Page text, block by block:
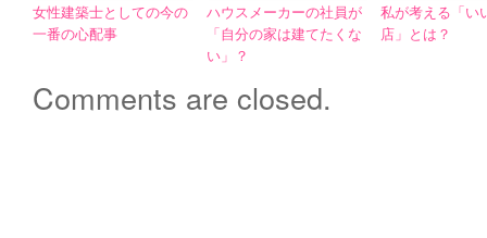
女性建築士としての今の
一番の心配事
ハウスメーカーの社員が
「自分の家は建てたくな
い」？
私が考える「い
店」とは？
Comments are closed.